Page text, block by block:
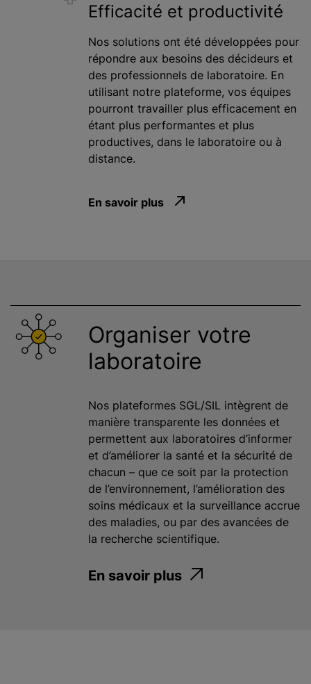
Efficacité et productivité
Nos solutions ont été développées pour
répondre aux besoins des décideurs et
des professionnels de laboratoire. En
utilisant notre plateforme, vos équipes
pourront travailler plus efficacement en
étant plus performantes et plus
productives, dans le laboratoire ou à
distance.
En savoir plus
Organiser votre
laboratoire
Nos plateformes SGL/SIL intègrent de
manière transparente les données et
permettent aux laboratoires d’informer
et d’améliorer la santé et la sécurité de
chacun – que ce soit par la protection
de l’environnement, l’amélioration des
soins médicaux et la surveillance accrue
des maladies, ou par des avancées de
la recherche scientifique.
En savoir plus